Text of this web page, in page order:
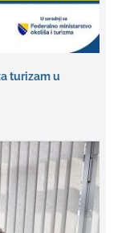
turizam u